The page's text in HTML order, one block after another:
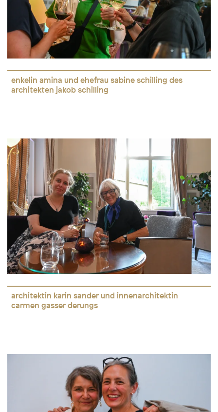
enkelin amina und ehefrau sabine schilling des
architekten jakob schilling
architektin karin sander und innenarchitektin
carmen gasser derungs